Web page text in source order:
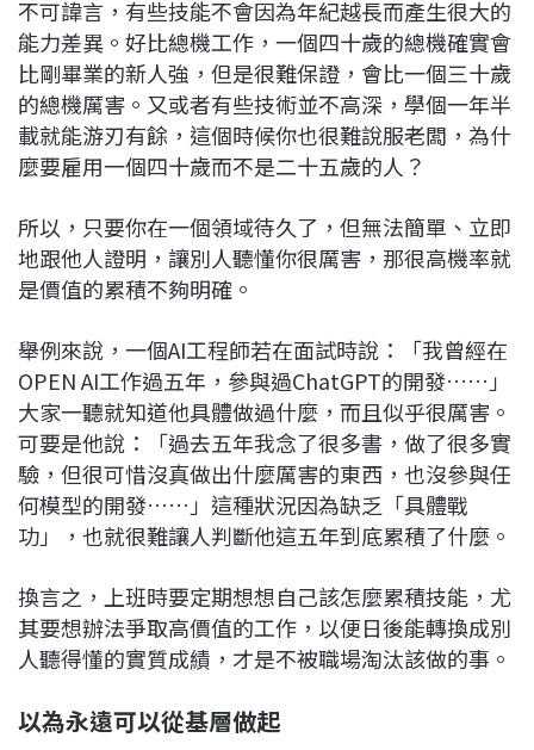
不可諱言，有些技能不會因為年紀越長而產生很大的
能力差異。好比總機工作，一個四十歲的總機確實會
比剛畢業的新人強，但是很難保證，會比一個三十歲
的總機厲害。又或者有些技術並不高深，學個一年半
載就能游刃有餘，這個時候你也很難說服老闆，為什
麼要雇用一個四十歲而不是二十五歲的人？
所以，只要你在一個領域待久了，但無法簡單、立即
地跟他人證明，讓別人聽懂你很厲害，那很高機率就
是價值的累積不夠明確。
舉例來說，一個AI工程師若在面試時說：「我曾經在
OPEN AI工作過五年，參與過ChatGPT的開發……」
大家一聽就知道他具體做過什麼，而且似乎很厲害。
可要是他說：「過去五年我念了很多書，做了很多實
驗，但很可惜沒真做出什麼厲害的東西，也沒參與任
何模型的開發……」這種狀況因為缺乏「具體戰
功」，也就很難讓人判斷他這五年到底累積了什麼。
換言之，上班時要定期想想自己該怎麼累積技能，尤
其要想辦法爭取高價值的工作，以便日後能轉換成別
人聽得懂的實質成績，才是不被職場淘汰該做的事。
以為永遠可以從基層做起